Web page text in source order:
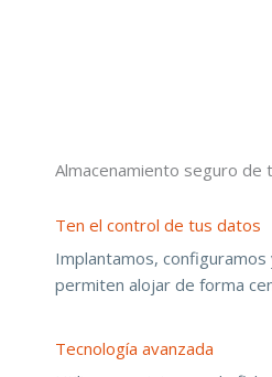
Almacenamiento seguro de
Ten el control de tus datos
Implantamos,
permiten alojar de forma
Tecnología avanzada